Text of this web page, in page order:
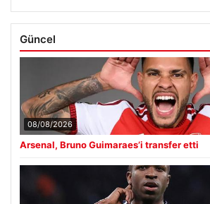
Güncel
08/08/2026
Arsenal, Bruno Guimaraes’i transfer etti